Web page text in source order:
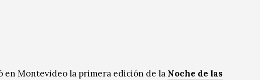
en Montevideo la primera edición de la Noche de las